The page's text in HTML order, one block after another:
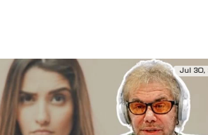
Jul 30,